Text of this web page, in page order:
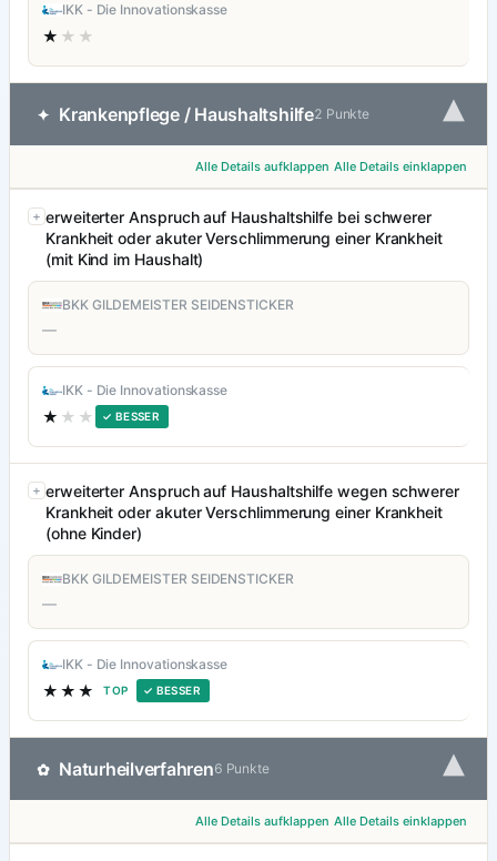
IKK - Die Innovationskasse
★ ★★
✦ Krankenpflege / Haushaltshilfe2 Punkte ▾
Alle Details aufklappen Alle Details einklappen
erweiterter Anspruch auf Haushaltshilfe bei schwerer
Krankheit oder akuter Verschlimmerung einer Krankheit
(mit Kind im Haushalt)
BKK GILDEMEISTER SEIDENSTICKER
—
IKK - Die Innovationskasse
★ ★★ ✓ BESSER
erweiterter Anspruch auf Haushaltshilfe wegen schwerer
Krankheit oder akuter Verschlimmerung einer Krankheit
(ohne Kinder)
BKK GILDEMEISTER SEIDENSTICKER
—
IKK - Die Innovationskasse
★★★ TOP ✓ BESSER
✿ Naturheilverfahren6 Punkte ▾
Alle Details aufklappen Alle Details einklappen